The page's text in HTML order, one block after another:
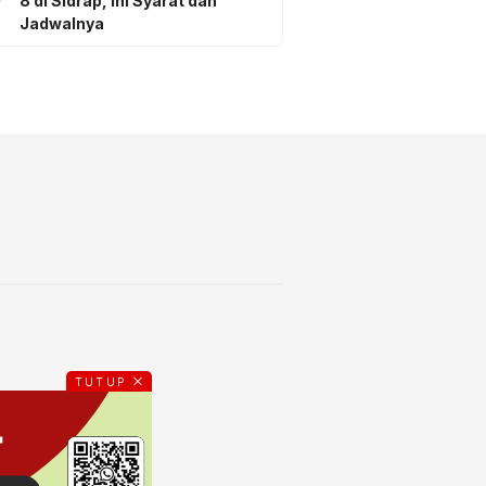
Jadwalnya
TUTUP